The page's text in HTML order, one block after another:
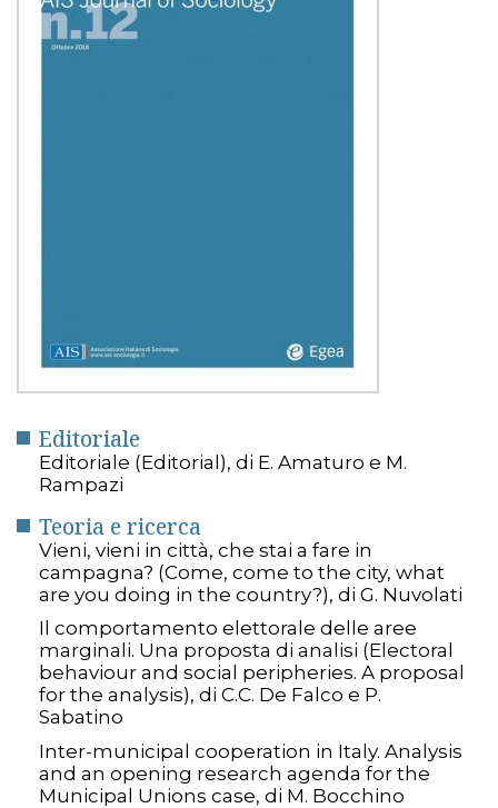
Editoriale
Editoriale (Editorial), di E. Amaturo e M.
Rampazi
Teoria e ricerca
Vieni, vieni in città, che stai a fare in
campagna? (Come, come to the city, what
are you doing in the country?), di G. Nuvolati
Il comportamento elettorale delle aree
marginali. Una proposta di analisi (Electoral
behaviour and social peripheries. A proposal
for the analysis), di C.C. De Falco e P.
Sabatino
Inter-municipal cooperation in Italy. Analysis
and an opening research agenda for the
Municipal Unions case, di M. Bocchino